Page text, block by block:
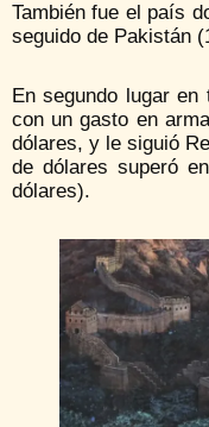
También fue el país
seguido de Pakistán
En segundo lugar
con un gasto en
dólares, y le siguió
de dólares superó
dólares).